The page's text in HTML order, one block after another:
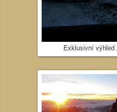
Exklusivní výhled